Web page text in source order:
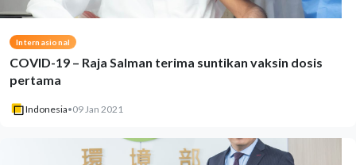
Internasional
COVID-19 – Raja Salman terima suntikan vaksin dosis
pertama
Indonesia•09 Jan 2021